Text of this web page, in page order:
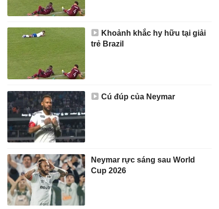
Khoảnh khắc hy hữu tại giải
trẻ Brazil
Cú đúp của Neymar
Neymar rực sáng sau World
Cup 2026